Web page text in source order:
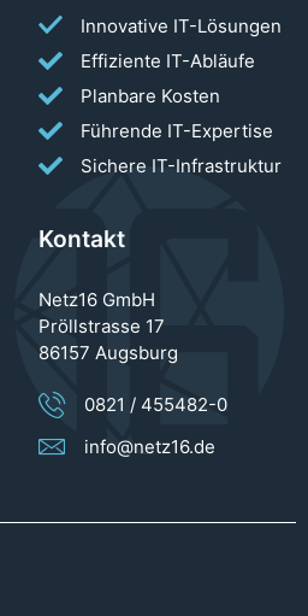
Innovative IT-Lösungen
Effiziente IT-Abläufe
Planbare Kosten
Führende IT-Expertise
Sichere IT-Infrastruktur
Kontakt
Netz16 GmbH
Pröllstrasse 17
86157 Augsburg
0821 / 455482-0
info@netz16.de